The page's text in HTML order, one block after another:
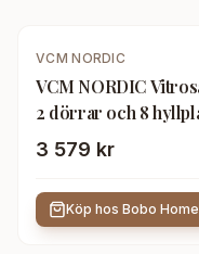
VCM NORDIC
VCM NORDIC
2 dörrar och 8
3 579 kr
Köp hos Bobo Home